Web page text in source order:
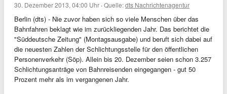
30. Dezember 2013, 04:00 Uhr ·Quelle:dts Nachrichtenagentur
Berlin (dts) - Nie zuvor haben sich so viele Menschen über das
Bahnfahren beklagt wie im zurückliegenden Jahr. Das berichtet die
"Süddeutsche Zeitung" (Montagsausgabe) und beruft sich dabei auf
die neuesten Zahlen der Schlichtungsstelle für den öffentlichen
Personenverkehr (Söp). Allein bis 20. Dezember seien schon 3.257
Schlichtungsanträge von Bahnreisenden eingegangen - gut 50
Prozent mehr als im vergangenen Jahr.